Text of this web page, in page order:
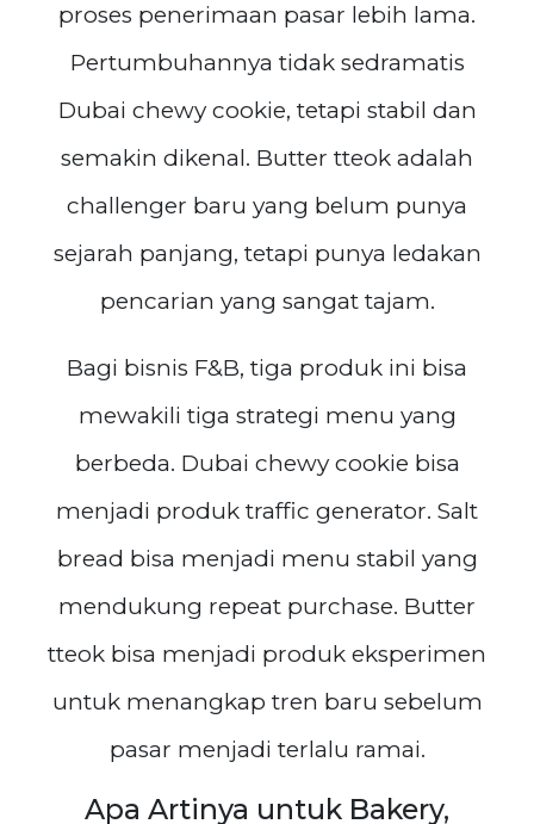
proses penerimaan pasar lebih lama.
Pertumbuhannya tidak sedramatis
Dubai chewy cookie, tetapi stabil dan
semakin dikenal. Butter tteok adalah
challenger baru yang belum punya
sejarah panjang, tetapi punya ledakan
pencarian yang sangat tajam.
Bagi bisnis F&B, tiga produk ini bisa
mewakili tiga strategi menu yang
berbeda. Dubai chewy cookie bisa
menjadi produk traffic generator. Salt
bread bisa menjadi menu stabil yang
mendukung repeat purchase. Butter
tteok bisa menjadi produk eksperimen
untuk menangkap tren baru sebelum
pasar menjadi terlalu ramai.
Apa Artinya untuk Bakery,